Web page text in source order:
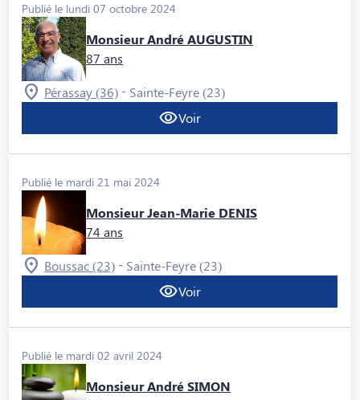
Publié le lundi 07 octobre 2024
Monsieur André AUGUSTIN
87 ans
Pérassay (36) - Sainte-Feyre (23)
Voir
Publié le mardi 21 mai 2024
Monsieur Jean-Marie DENIS
74 ans
Boussac (23) - Sainte-Feyre (23)
Voir
Publié le mardi 02 avril 2024
Monsieur André SIMON